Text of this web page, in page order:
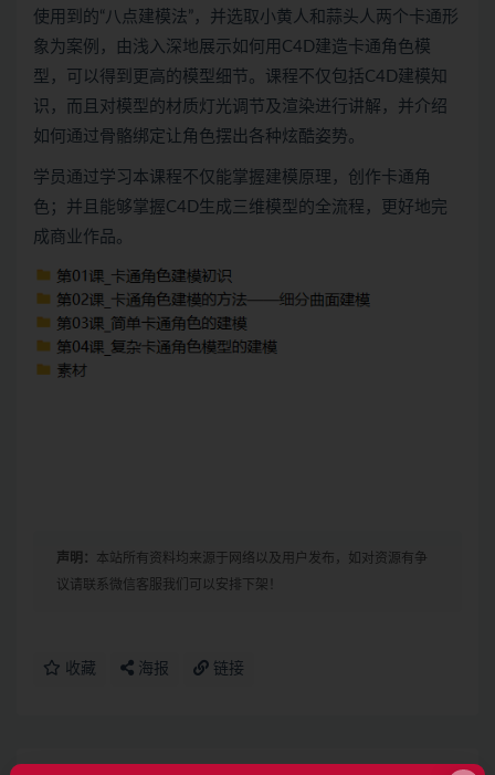
使用到的“八点建模法”，并选取小黄人和蒜头人两个卡通形
象为案例，由浅入深地展示如何用C4D建造卡通角色模
型，可以得到更高的模型细节。课程不仅包括C4D建模知
识，而且对模型的材质灯光调节及渲染进行讲解，并介绍
如何通过骨骼绑定让角色摆出各种炫酷姿势。
学员通过学习本课程不仅能掌握建模原理，创作卡通角
色；并且能够掌握C4D生成三维模型的全流程，更好地完
成商业作品。
声明： 本站所有资料均来源于网络以及用户发布，如对资源有争
议请联系微信客服我们可以安排下架！
收藏 海报 链接